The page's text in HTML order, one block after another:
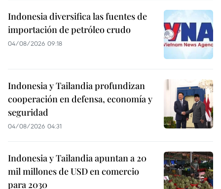
Indonesia diversifica las fuentes de
importación de petróleo crudo
04/08/2026 09:18
Indonesia y Tailandia profundizan
cooperación en defensa, economía y
seguridad
04/08/2026 04:31
Indonesia y Tailandia apuntan a 20
mil millones de USD en comercio
para 2030